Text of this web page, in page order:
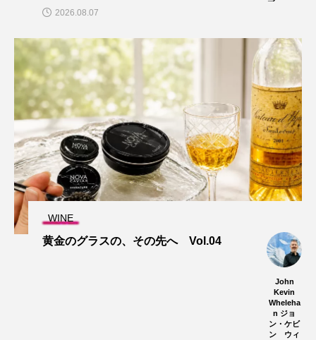
2026.08.07
WINE
黄金のグラスの、その先へ Vol.04
John
Kevin
Wheleha
n ジョ
ン・ケビ
ン ウィ